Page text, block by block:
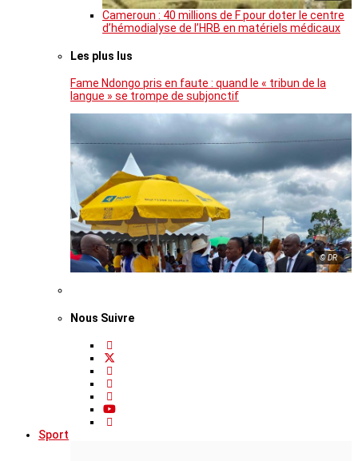
Cameroun : 40 millions de F pour doter le centre
d’hémodialyse de l’HRB en matériels médicaux
Les plus lus
Fame Ndongo pris en faute : quand le « tribun de la
langue » se trompe de subjonctif
© DR
Nous Suivre
Sport